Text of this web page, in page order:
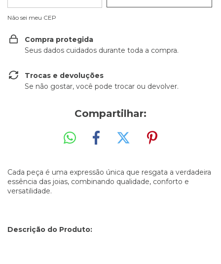
Não sei meu CEP
Compra protegida
Seus dados cuidados durante toda a compra.
Trocas e devoluções
Se não gostar, você pode trocar ou devolver.
Compartilhar:
Cada peça é uma expressão única que resgata a verdadeira
essência das joias, combinando qualidade, conforto e
versatilidade.
Descrição do Produto: